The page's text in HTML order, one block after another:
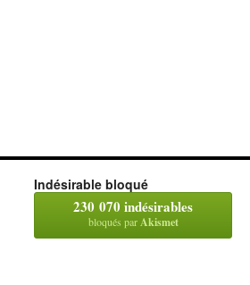
Indésirable bloqué
230 070 indésirables
bloqués parAkismet